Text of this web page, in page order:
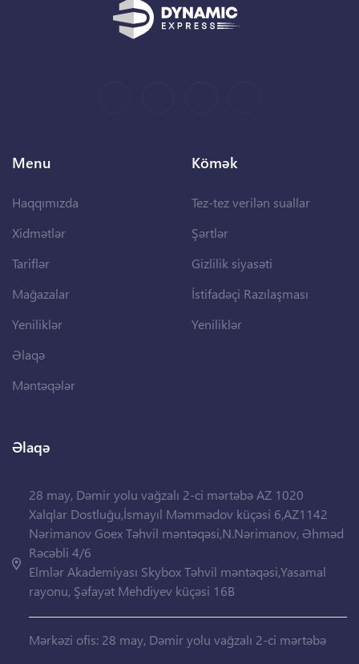
Menu
Haqqımızda
Xidmətlər
Tariflər
Mağazalar
Yeniliklər
Əlaqə
Məntəqələr
Kömək
Tez-tez verilən suallar
Şərtlər
Gizlilik siyasəti
İstifadəçi Razılaşması
Yeniliklər
Əlaqə
28 may, Dəmir yolu vağzalı 2-ci mərtəbə AZ 1020
Xalqlar Dostluğu,İsmayıl Məmmədov küçəsi 6,AZ1142
Nərimanov Goex Təhvil məntəqəsi,N.Nərimanov, Əhməd
Rəcəbli 4/6
Elmlər Akademiyası Skybox Təhvil məntəqəsi,Yasamal
rayonu, Şəfayət Mehdiyev küçəsi 16B
Mərkəzi ofis: 28 may, Dəmir yolu vağzalı 2-ci mərtəbə